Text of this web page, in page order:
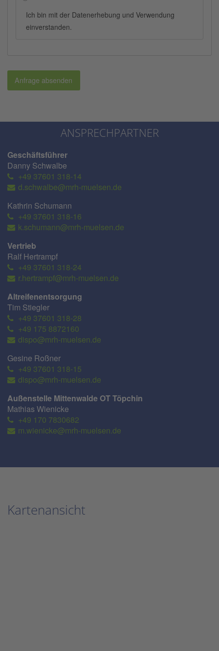
Ich bin mit der Datenerhebung und Verwendung
einverstanden.
Anfrage absenden
ANSPRECHPARTNER
Geschäftsführer
Danny Schwalbe
+49 37601 318-14
d.schwalbe@mrh-muelsen.de
Kathrin Schumann
+49 37601 318-16
k.schumann@mrh-muelsen.de
Vertrieb
Ralf Hertrampf
+49 37601 318-24
r.hertrampf@mrh-muelsen.de
Altreifenentsorgung
Tim Stiegler
+49 37601 318-28
+49 175 8872160
dispo@mrh-muelsen.de
Gesine Roßner
+49 37601 318-15
dispo@mrh-muelsen.de
Außenstelle Mittenwalde OT Töpchin
Mathias Wienicke
+49 170 7830682
m.wienicke@mrh-muelsen.de
Kartenansicht